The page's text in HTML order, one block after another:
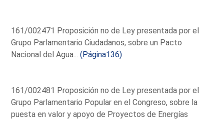
161/002471 Proposición no de Ley presentada por el
Grupo Parlamentario Ciudadanos, sobre un Pacto
Nacional del Agua...(Página136)
161/002481 Proposición no de Ley presentada por el
Grupo Parlamentario Popular en el Congreso, sobre la
puesta en valor y apoyo de Proyectos de Energías